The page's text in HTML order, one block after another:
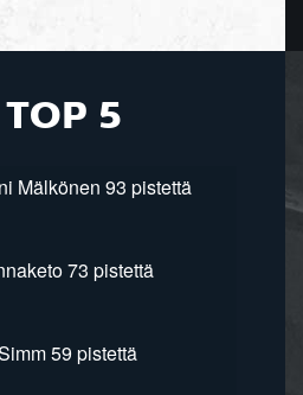
TOP 5
Mälkönen 93 pistettä
73 pistettä
59 pistettä